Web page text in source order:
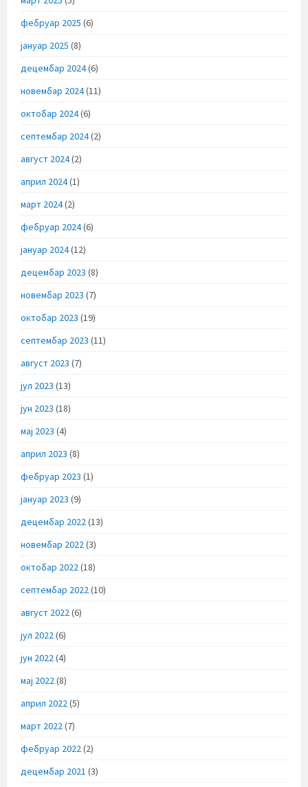
фебруар 2025 (6)
јануар 2025 (8)
децембар 2024(6)
новембар 2024(11)
октобар 2024(6)
септембар 2024(2)
август 2024(2)
април 2024(1)
март 2024(2)
фебруар 2024(6)
јануар 2024(12)
децембар 2023 (8)
новембар 2023 (7)
октобар 2023 (19)
септембар 2023 (11)
август 2023 (7)
јул 2023 (13)
јун 2023 (18)
мај 2023 (4)
април 2023 (8)
фебруар 2023 (1)
јануар 2023 (9)
децембар 2022(13)
новембар 2022(3)
октобар 2022(18)
септембар 2022(10)
август 2022(6)
јул 2022(6)
јун 2022(4)
мај 2022(8)
април 2022(5)
март 2022(7)
фебруар 2022(2)
децембар 2021 (3)